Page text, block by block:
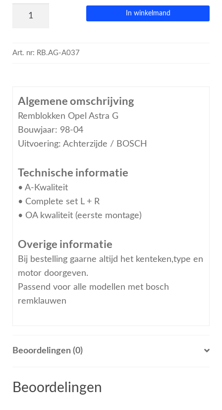
In winkelmand
Art. nr: RB.AG-A037
Algemene omschrijving
Remblokken Opel Astra G
Bouwjaar: 98-04
Uitvoering: Achterzijde / BOSCH
Technische informatie
• A-Kwaliteit
• Complete set L + R
• OA kwaliteit (eerste montage)
Overige informatie
Bij bestelling gaarne altijd het kenteken,type en
motor doorgeven.
Passend voor alle modellen met bosch
remklauwen
Beoordelingen (0)
Beoordelingen